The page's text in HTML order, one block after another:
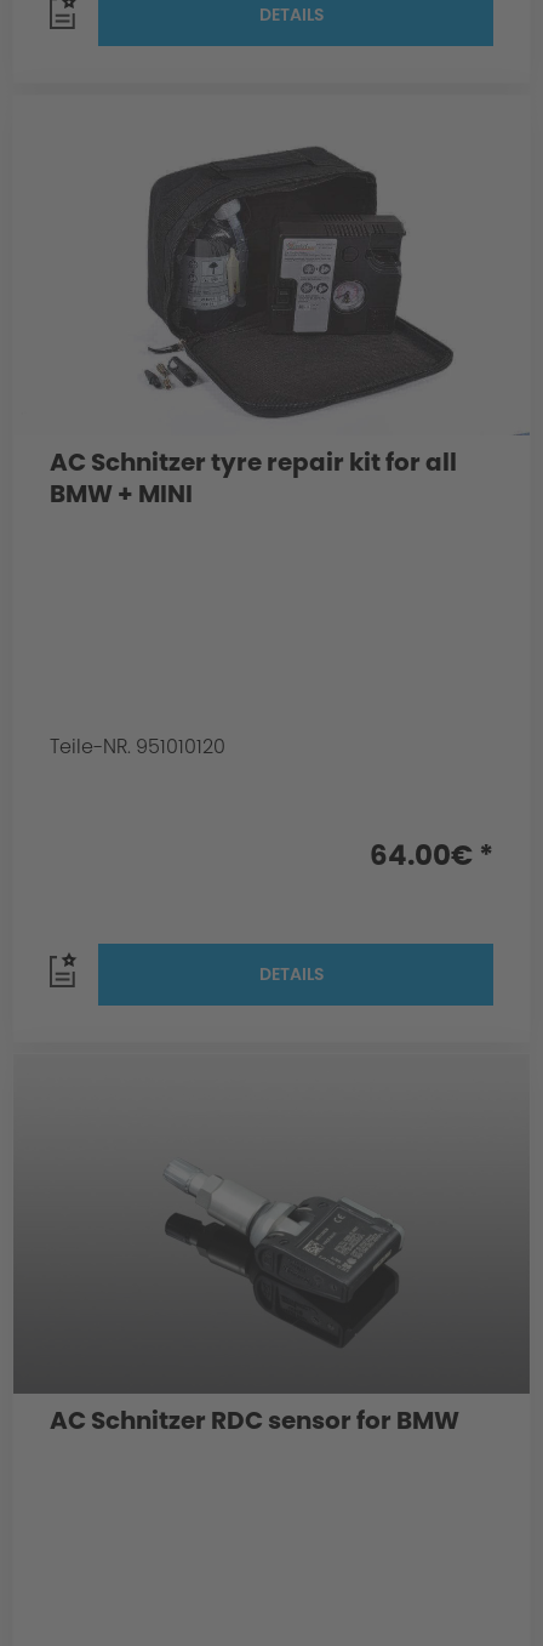
DETAILS
AC Schnitzer tyre repair kit for all
BMW + MINI
Teile-NR. 951010120
64.00€ *
DETAILS
AC Schnitzer RDC sensor for BMW